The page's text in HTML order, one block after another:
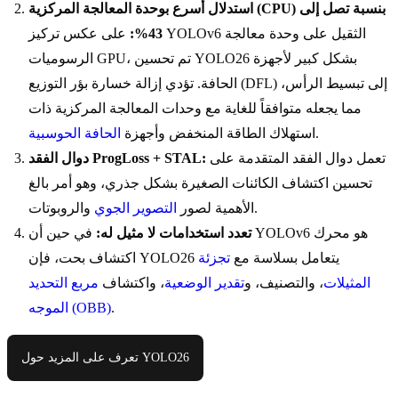
استدلال أسرع بوحدة المعالجة المركزية (CPU) بنسبة تصل إلى
43%:
على عكس تركيز YOLOv6 الثقيل على وحدة معالجة
الرسوميات GPU، تم تحسين YOLO26 بشكل كبير لأجهزة
الحافة. تؤدي إزالة خسارة بؤر التوزيع (DFL) إلى تبسيط الرأس،
مما يجعله متوافقاً للغاية مع وحدات المعالجة المركزية ذات
استهلاك الطاقة المنخفض وأجهزة الحافة الحوسبية
.
دوال الفقد ProgLoss + STAL:
تحسين اكتشاف الكائنات الصغيرة بشكل جذري، وهو أمر بالغ
الأهمية لصور
التصوير الجوي
والروبوتات.
تعدد استخدامات لا مثيل له: في حين أن YOLOv6 هو محرك
اكتشاف بحت، فإن YOLO26 يتعامل بسلاسة مع تجزئة
المثيلات، والتصنيف، وتقدير الوضعية، واكتشاف مربع التحديد
الموجه (OBB).
تعرف على المزيد حول YOLO26